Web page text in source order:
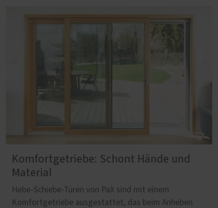
Komfortgetriebe: Schont Hände und
Material
Hebe-Schiebe-Türen von PaX sind mit einem
Komfortgetriebe ausgestattet, das beim Anheben